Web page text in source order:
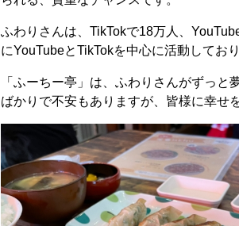
ふわりさんは、TikTokで18万人、
にYouTubeとTikTokを中心に活動してお
「ふーちー亭」は、ふわりさんがずっ
ばかりで不安もありますが、皆様に幸せ